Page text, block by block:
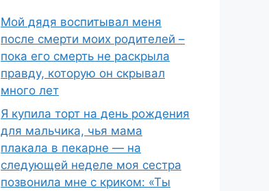
Мой дядя воспитывал меня
после смерти моих родителей –
пока его смерть не раскрыла
правду, которую он скрывал
много лет
Я купила торт на день рождения
для мальчика, чья мама
плакала в пекарне — на
следующей неделе моя сестра
позвонила мне с криком: «Ты